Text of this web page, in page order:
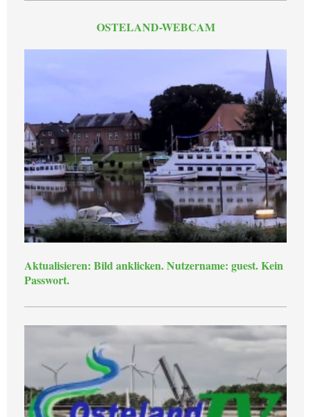
OSTELAND-WEBCAM
Aktualisieren: Bild anklicken. Nutzername: guest. Kein
Passwort.